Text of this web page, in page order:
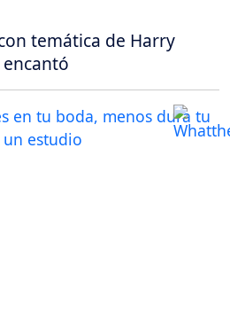
temática de Harry